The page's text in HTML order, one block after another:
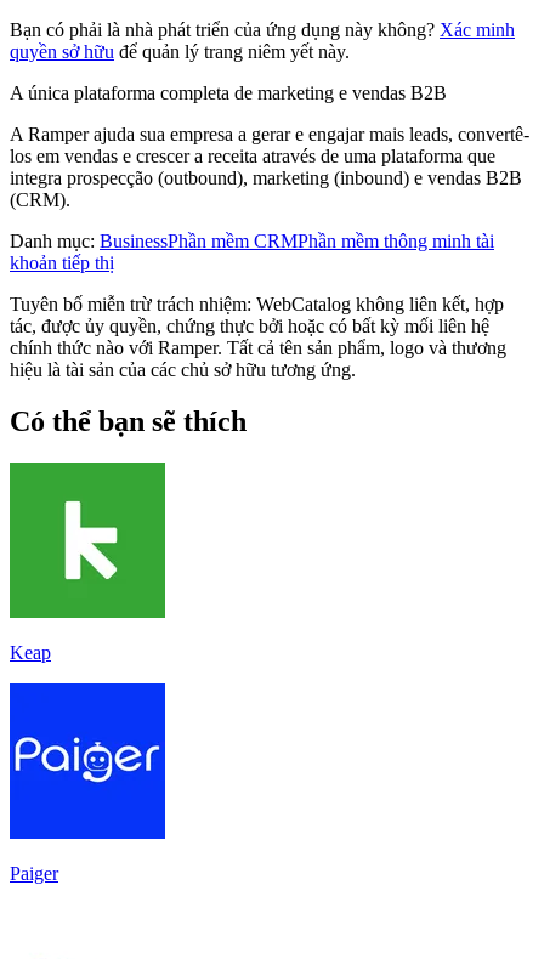
Bạn có phải là nhà phát triển của ứng dụng này không? Xác minh
quyền sở hữu để quản lý trang niêm yết này.
A única plataforma completa de marketing e vendas B2B
A Ramper ajuda sua empresa a gerar e engajar mais leads, convertê-
los em vendas e crescer a receita através de uma plataforma que
integra prospecção (outbound), marketing (inbound) e vendas B2B
(CRM).
Danh mục: BusinessPhần mềm CRMPhần mềm thông minh tài
khoản tiếp thị
Tuyên bố miễn trừ trách nhiệm: WebCatalog không liên kết, hợp
tác, được ủy quyền, chứng thực bởi hoặc có bất kỳ mối liên hệ
chính thức nào với Ramper. Tất cả tên sản phẩm, logo và thương
hiệu là tài sản của các chủ sở hữu tương ứng.
Có thể bạn sẽ thích
Keap
Paiger